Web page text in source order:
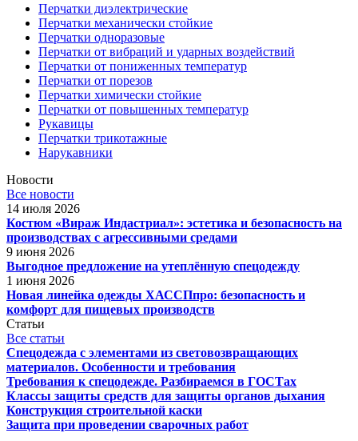
Перчатки диэлектрические
Перчатки механически стойкие
Перчатки одноразовые
Перчатки от вибраций и ударных воздействий
Перчатки от пониженных температур
Перчатки от порезов
Перчатки химически стойкие
Перчатки от повышенных температур
Рукавицы
Перчатки трикотажные
Нарукавники
Новости
Все новости
14 июля 2026
Костюм «Вираж Индастриал»: эстетика и безопасность на
производствах с агрессивными средами
9 июня 2026
Выгодное предложение на утеплённую спецодежду
1 июня 2026
Новая линейка одежды ХАССПпро: безопасность и
комфорт для пищевых производств
Статьи
Все статьи
Спецодежда с элементами из световозвращающих
материалов. Особенности и требования
Требования к спецодежде. Разбираемся в ГОСТах
Классы защиты средств для защиты органов дыхания
Конструкция строительной каски
Защита при проведении сварочных работ